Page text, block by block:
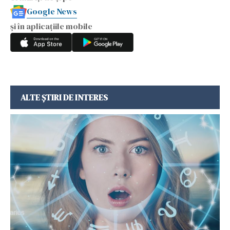
Google News
și în aplicațiile mobile
ALTE ȘTIRI DE INTERES